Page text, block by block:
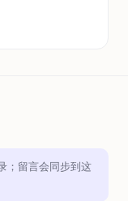
；留言会同步到这